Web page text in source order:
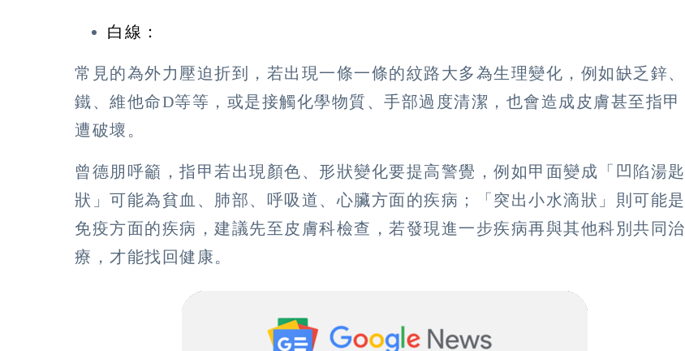
白線：
常見的為外力壓迫折到，若出現一條一條的紋路大多為生理變化，例如缺乏鋅、
鐵、維他命D等等，或是接觸化學物質、手部過度清潔，也會造成皮膚甚至指甲
遭破壞。
曾德朋呼籲，指甲若出現顏色、形狀變化要提高警覺，例如甲面變成「凹陷湯匙
狀」可能為貧血、肺部、呼吸道、心臟方面的疾病；「突出小水滴狀」則可能是
免疫方面的疾病，建議先至皮膚科檢查，若發現進一步疾病再與其他科別共同治
療，才能找回健康。